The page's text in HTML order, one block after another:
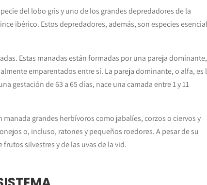
del lobo gris y uno de los grandes depredadores de la
ibérico. Estos depredadores, además, son especies
Estas manadas están formadas por una pareja
emparentados entre sí. La pareja dominante, o alfa, es
gestación de 63 a 65 días, nace una camada entre 1 y 11
grandes herbívoros como jabalíes, corzos o ciervos y
o, incluso, ratones y pequeños roedores. A pesar de su
silvestres y de las uvas de la vid.